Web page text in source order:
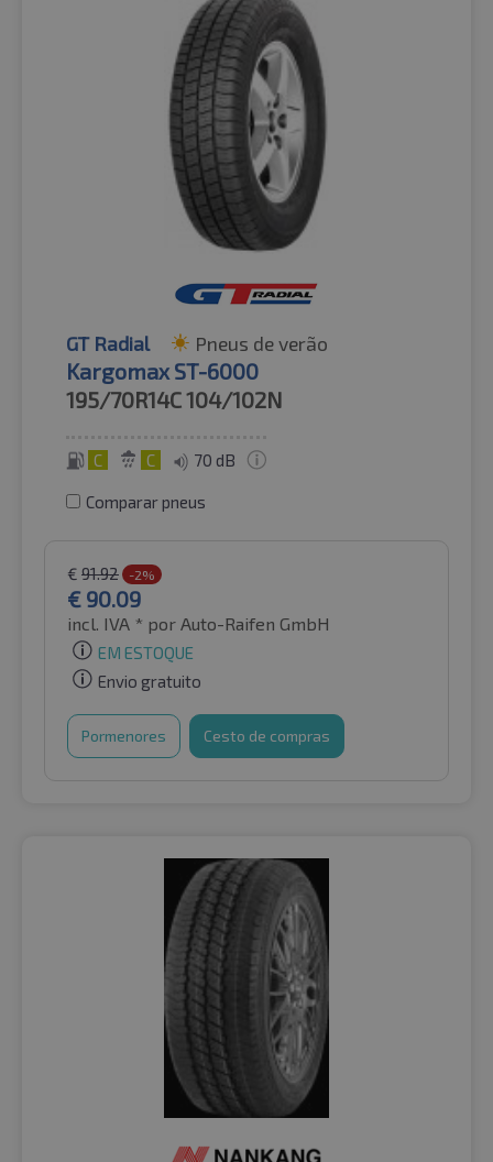
GT Radial Pneus de verão
Kargomax ST-6000
195/70R14C104/102N
C C 70 dB
Comparar pneus
€ 91.92 -2%
€ 90.09
incl. IVA * por Auto-Raifen GmbH
EM ESTOQUE
Envio gratuito
Pormenores Cesto de compras